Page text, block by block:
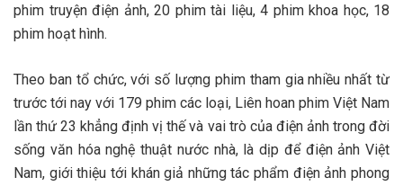
phim truyện điện ảnh, 20 phim tài liệu, 4 phim khoa học, 18
phim hoạt hình.
Theo ban tổ chức, với số lượng phim tham gia nhiều nhất từ
trước tới nay với 179 phim các loại, Liên hoan phim Việt Nam
lần thứ 23 khẳng định vị thế và vai trò của điện ảnh trong đời
sống văn hóa nghệ thuật nước nhà, là dịp để điện ảnh Việt
Nam, giới thiệu tới khán giả những tác phẩm điện ảnh phong